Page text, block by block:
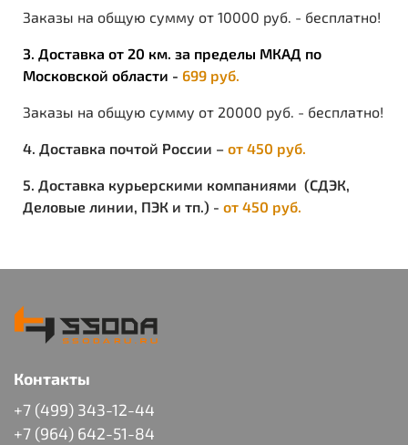
Заказы на общую сумму от 10000 руб. - бесплатно!
3. Доставка от 20 км. за пределы МКАД по
Московской области - 699 руб.
Заказы на общую сумму от 20000 руб. - бесплатно!
4. Доставка почтой России – от 450 руб.
5. Доставка курьерскими компаниями (СДЭК,
Деловые линии, ПЭК и тп.) - от 450 руб.
Контакты
+7 (499) 343-12-44
+7 (964) 642-51-84